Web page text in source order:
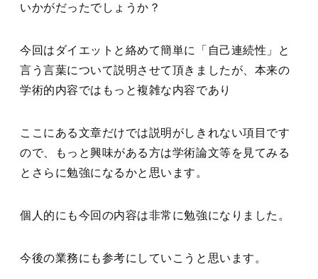
いかがだったでしょうか？
今回はダイエットと絡めて簡単に「自己連続性」と
言う言葉について説明させて頂きましたが、本来の
学術的内容ではもっと複雑な内容であり
ここにある文章だけでは説明がしきれない項目です
ので、もっと興味がある方は学術論文等を見てみる
とさらに勉強になるかと思います。
個人的にも今回の内容は非常に勉強になりました。
今後の業務にも参考にしていこうと思います。